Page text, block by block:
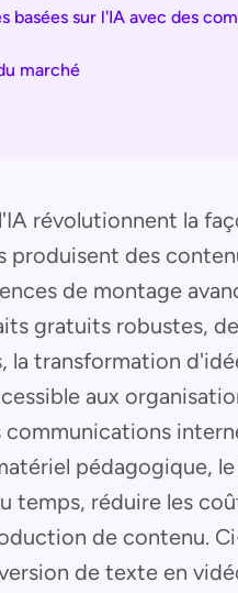
basées sur l'IA avec des
marché
révolutionnent la
produisent des
de montage
gratuits robustes,
transformation
aux
pédagogique,
temps, réduire les
de contenu.
de texte en